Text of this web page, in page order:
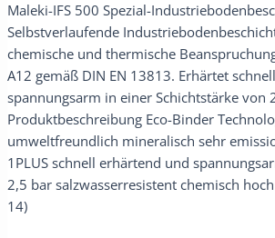
Maleki-IFS 500 Spezial-
Selbstverlaufende
chemische und thermische
A12 gemäß DIN EN 13813. Erhärtet
spannungsarm in einer Schichtstärke von
Produktbeschreibung Eco-Binder
umweltfreundlich mineralisch sehr
1PLUS schnell erhärtend und
2,5 bar salzwasserresistent chemisch
14)